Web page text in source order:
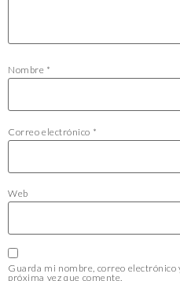
Nombre *
Correo electrónico *
Web
Guarda mi nombre, correo electrónico
próxima vez que comente.